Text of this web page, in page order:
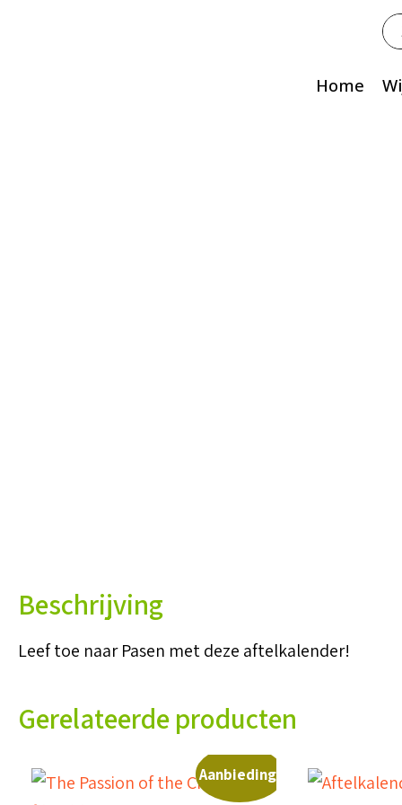
Home
Beschrijving
Leef toe naar Pasen met deze aftelkalender!
Gerelateerde producten
Aanbieding!